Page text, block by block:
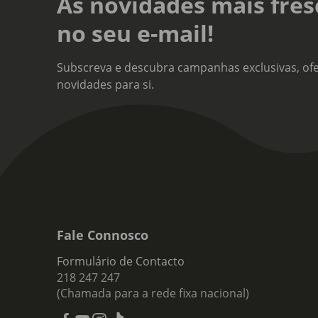
no seu e-mail!
Subscreva e descubra campanhas exclusivas,
novidades para si.
Fale Connosco
Formulário de Contacto
218 247 247
(Chamada para a rede fixa nacional)